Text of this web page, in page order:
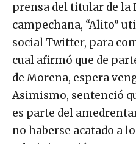
prensa del titular de la
campechana, “Alito”
social Twitter, para
cual afirmó que de
de Morena, espera
Asimismo, sentenció
es parte del
no haberse acatado a